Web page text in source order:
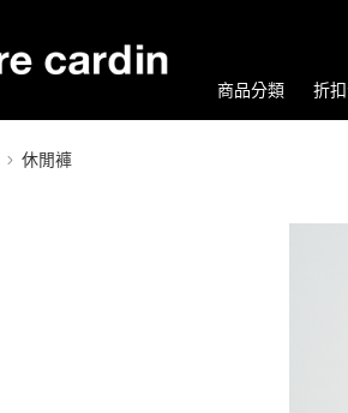
商品分類 折
休閒褲